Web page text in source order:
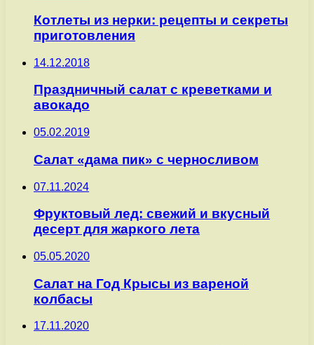
Котлеты из нерки: рецепты и секреты
приготовления
14.12.2018
Праздничный салат с креветками и
авокадо
05.02.2019
Салат «дама пик» с черносливом
07.11.2024
Фруктовый лед: свежий и вкусный
десерт для жаркого лета
05.05.2020
Салат на Год Крысы из вареной
колбасы
17.11.2020